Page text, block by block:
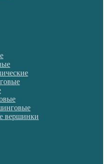
вершинки